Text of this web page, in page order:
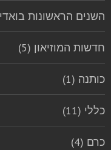
השנים הראשונות
חדשות המוזיאון (5)
כותנה (1)
כללי (11)
כרם (4)